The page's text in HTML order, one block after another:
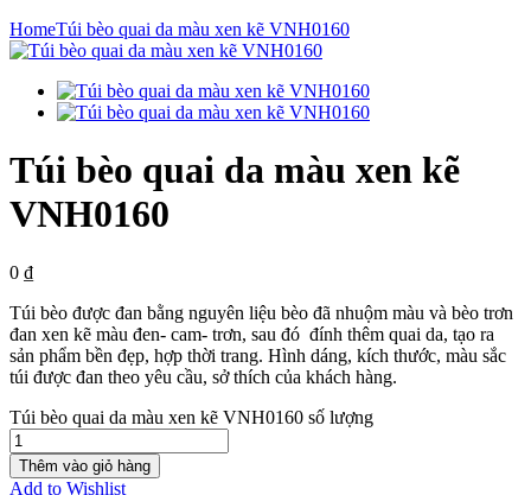
HomeTúi bèo quai da màu xen kẽ VNH0160
Túi bèo quai da màu xen kẽ
VNH0160
0 ₫
Túi bèo được đan bằng nguyên liệu bèo đã nhuộm màu và bèo trơn
đan xen kẽ màu đen- cam- trơn, sau đó đính thêm quai da, tạo ra
sản phẩm bền đẹp, hợp thời trang. Hình dáng, kích thước, màu sắc
túi được đan theo yêu cầu, sở thích của khách hàng.
Túi bèo quai da màu xen kẽ VNH0160 số lượng
Thêm vào giỏ hàng
Add to Wishlist